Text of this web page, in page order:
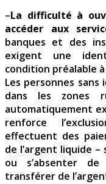
–La difficulté à
accéder aux
banques et des
exigent une
condition préalable
Les personnes
dans les zones
automatiquement
renforce
effectuent des
de l’argent liquide –
ou s’absenter
transférer de